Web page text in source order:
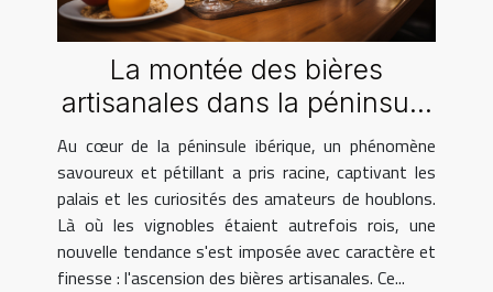
La montée des bières
artisanales dans la péninsule
ibérique
Au cœur de la péninsule ibérique, un phénomène
savoureux et pétillant a pris racine, captivant les
palais et les curiosités des amateurs de houblons.
Là où les vignobles étaient autrefois rois, une
nouvelle tendance s'est imposée avec caractère et
finesse : l'ascension des bières artisanales. Ce...